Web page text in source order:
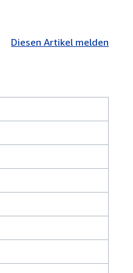
Diesen Artikel melden